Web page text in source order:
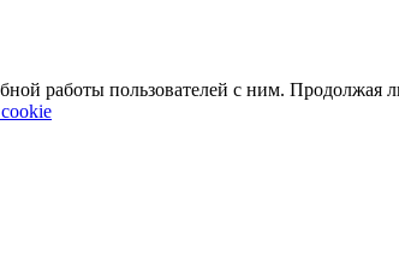
работы пользователей с ним.